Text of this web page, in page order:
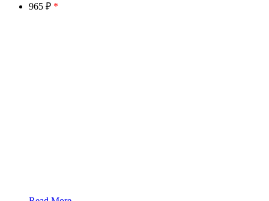
965 ₽ *